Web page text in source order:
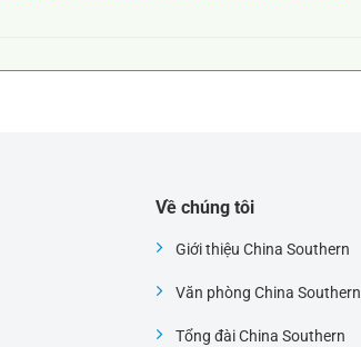
Về chúng tôi
Giới thiệu China Southern
Văn phòng China Southern
Tổng đài China Southern